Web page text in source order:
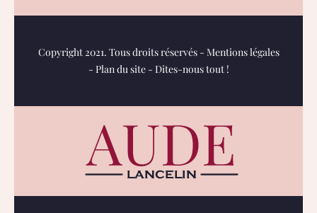
Copyright 2021. Tous droits réservés - Mentions légales
- Plan du site- Dites-nous tout !